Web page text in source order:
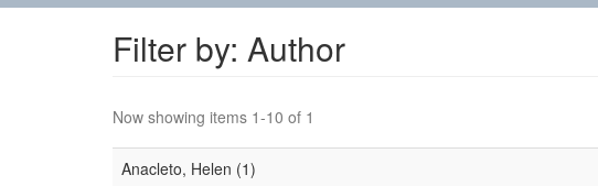
Filter by: Author
Now showing items 1-10 of 1
Anacleto, Helen (1)